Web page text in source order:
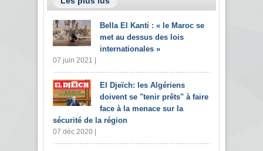
Bella El Kanti : « le Maroc se
met au dessus des lois
internationales »
07 juin 2021 |
El Djeïch: les Algériens
doivent se "tenir prêts" à faire
face à la menace sur la
sécurité de la région
07 déc 2020 |